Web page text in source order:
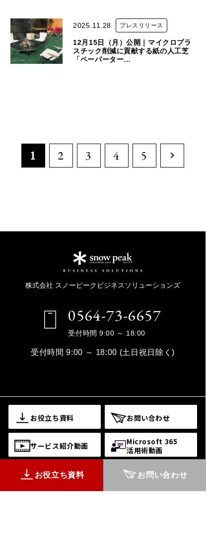
2025.11.28 プレスリリース
12月15日（月）公開｜マイクロプラ
スチック削減に貢献する紙の人工芝
「ペーパーター…
1 2 3 4 5
お役立ち資料 お問い合わせ
株式会社 スノーピークビジネスソリューションズ
0564-73-6657
受付時間 9:00 ～ 18:00
受付時間 9:00 ～ 18:00 (土日祝日除く)
お役立ち資料 お問い合わせ
サービス紹介動画
Microsoft 365
活用術動画